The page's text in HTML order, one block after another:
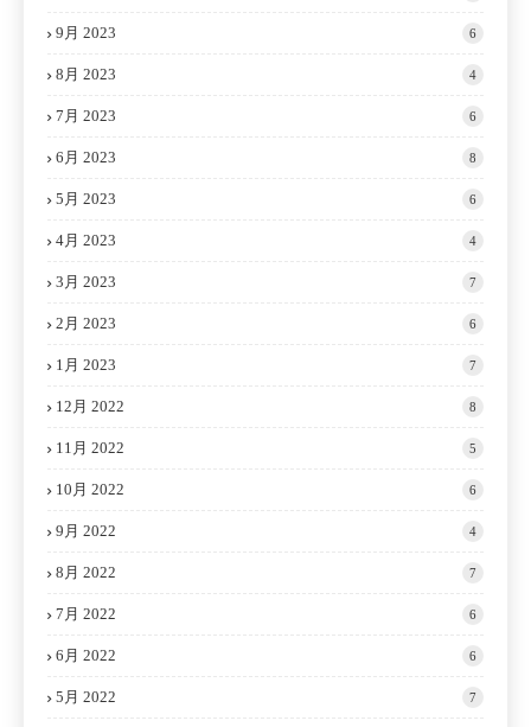
9月 2023 6
8月 2023 4
7月 2023 6
6月 2023 8
5月 2023 6
4月 2023 4
3月 2023 7
2月 2023 6
1月 2023 7
12月 2022 8
11月 2022 5
10月 2022 6
9月 2022 4
8月 2022 7
7月 2022 6
6月 2022 6
5月 2022 7